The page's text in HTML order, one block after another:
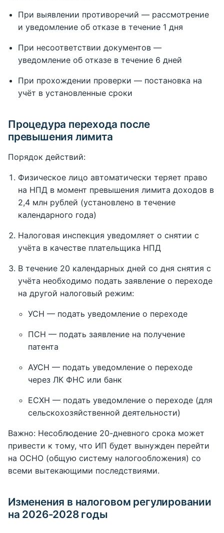
При выявлении противоречий — рассмотрение
и уведомление об отказе в течение 1 дня
При несоответствии документов —
уведомление об отказе в течение 6 дней
При прохождении проверки — постановка на
учёт в установленные сроки
Процедура перехода после
превышения лимита
Порядок действий:
Физическое лицо автоматически теряет право
на НПД в момент превышения лимита доходов в
2,4 млн рублей (установлено в течение
календарного года)
Налоговая инспекция уведомляет о снятии с
учёта в качестве плательщика НПД
В течение 20 календарных дней со дня снятия с
учёта необходимо подать заявление о переходе
на другой налоговый режим:
УСН — подать уведомление о переходе
ПСН — подать заявление на получение
патента
АУСН — подать уведомление о переходе
через ЛК ФНС или банк
ЕСХН — подать уведомление о переходе (для
сельскохозяйственной деятельности)
Важно: Несоблюдение 20-дневного срока может
привести к тому, что ИП будет вынужден перейти
на ОСНО (общую систему налогообложения) со
всеми вытекающими последствиями.
Изменения в налоговом регулировании
на 2026-2028 годы